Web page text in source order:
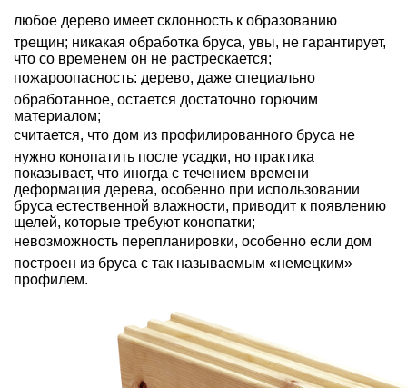
любое дерево имеет склонность к образованию
трещин; никакая обработка бруса, увы, не гарантирует,
что со временем он не растрескается;
пожароопасность: дерево, даже специально
обработанное, остается достаточно горючим
материалом;
считается, что дом из профилированного бруса не
нужно конопатить после усадки, но практика
показывает, что иногда с течением времени
деформация дерева, особенно при использовании
бруса естественной влажности, приводит к появлению
щелей, которые требуют конопатки;
невозможность перепланировки, особенно если дом
построен из бруса с так называемым «немецким»
профилем.